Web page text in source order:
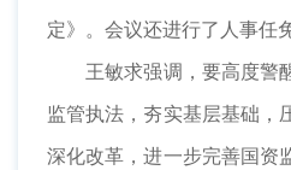
定》。会议还进行了人事任免
王敏求强调，要高度警
监管执法，夯实基层基础，
深化改革，进一步完善国资